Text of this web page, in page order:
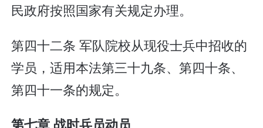
民政府按照国家有关规定办理。
第四十二条 军队院校从现役士兵中招收的
学员，适用本法第三十九条、第四十条、
第四十一条的规定。